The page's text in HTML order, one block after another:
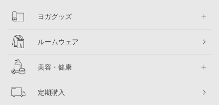
ヨガグッズ
ルームウェア
美容・健康
定期購入